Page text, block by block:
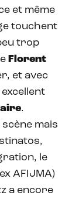
et même
touchent
trop
Florent
et avec
.
mais
le
AFIJMA)
a encore